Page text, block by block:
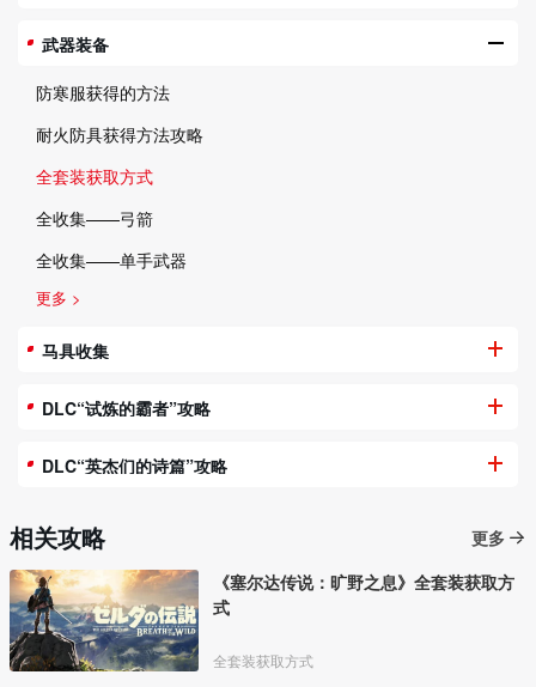
武器装备
防寒服获得的方法
耐火防具获得方法攻略
全套装获取方式
全收集——弓箭
全收集——单手武器
更多 >
马具收集
DLC“试炼的霸者”攻略
DLC“英杰们的诗篇”攻略
相关攻略
更多
《塞尔达传说：旷野之息》全套装获取方
式
全套装获取方式